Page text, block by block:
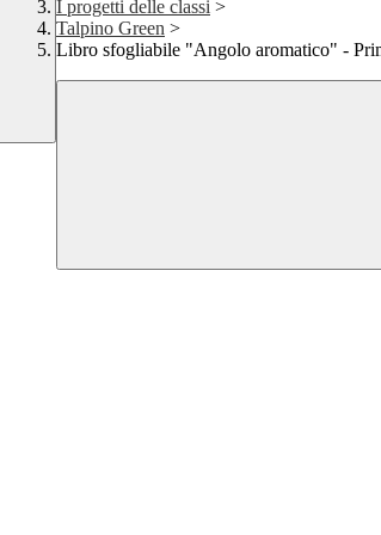
I progetti delle classi >
Talpino Green >
Libro sfogliabile "Angolo aromatico" -